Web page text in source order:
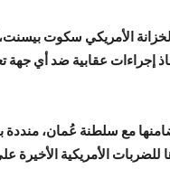
الأمريكي سكوت
عقابية ضد أي جهة
مع سلطنة عُمان، منددة
الأمريكية الأخيرة